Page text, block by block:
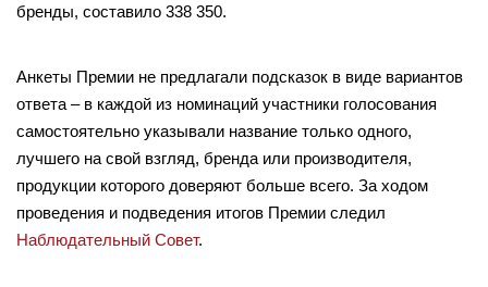
бренды, составило 338 350.
Анкеты Премии не предлагали подсказок в виде вариантов
ответа – в каждой из номинаций участники голосования
самостоятельно указывали название только одного,
лучшего на свой взгляд, бренда или производителя,
продукции которого доверяют больше всего. За ходом
проведения и подведения итогов Премии следил
Наблюдательный Совет.